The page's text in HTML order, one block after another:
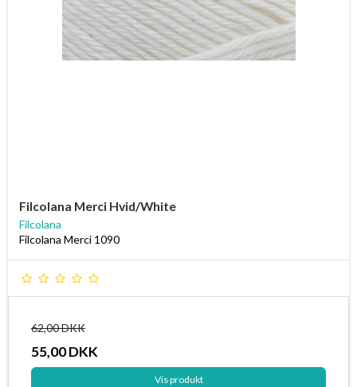
Filcolana Merci Hvid/White
Filcolana
Filcolana Merci 1090
62,00 DKK
55,00 DKK
Vis produkt